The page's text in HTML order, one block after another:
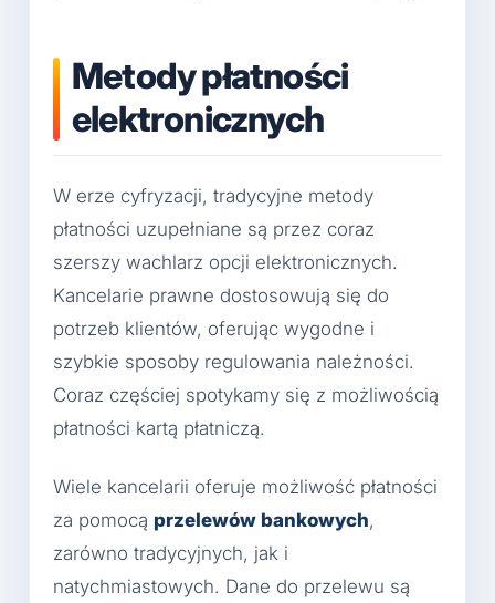
Metody płatności
elektronicznych
W erze cyfryzacji, tradycyjne metody
płatności uzupełniane są przez coraz
szerszy wachlarz opcji elektronicznych.
Kancelarie prawne dostosowują się do
potrzeb klientów, oferując wygodne i
szybkie sposoby regulowania należności.
Coraz częściej spotykamy się z możliwością
płatności kartą płatniczą.
Wiele kancelarii oferuje możliwość płatności
za pomocą przelewów bankowych,
zarówno tradycyjnych, jak i
natychmiastowych. Dane do przelewu są